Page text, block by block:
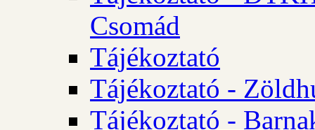
Csomád
Tájékoztató
Tájékoztató -
Tájékoztató -